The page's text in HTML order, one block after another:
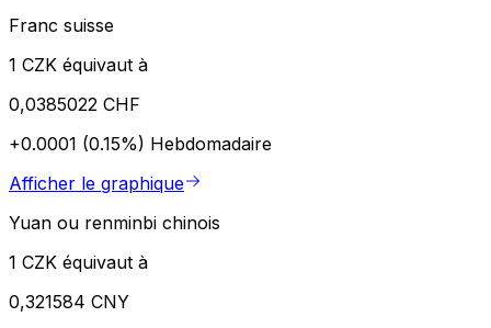
Franc suisse
1 CZK équivaut à
0,0385022 CHF
+0.0001 (0.15%) Hebdomadaire
Afficher le graphique
Yuan ou renminbi chinois
1 CZK équivaut à
0,321584 CNY